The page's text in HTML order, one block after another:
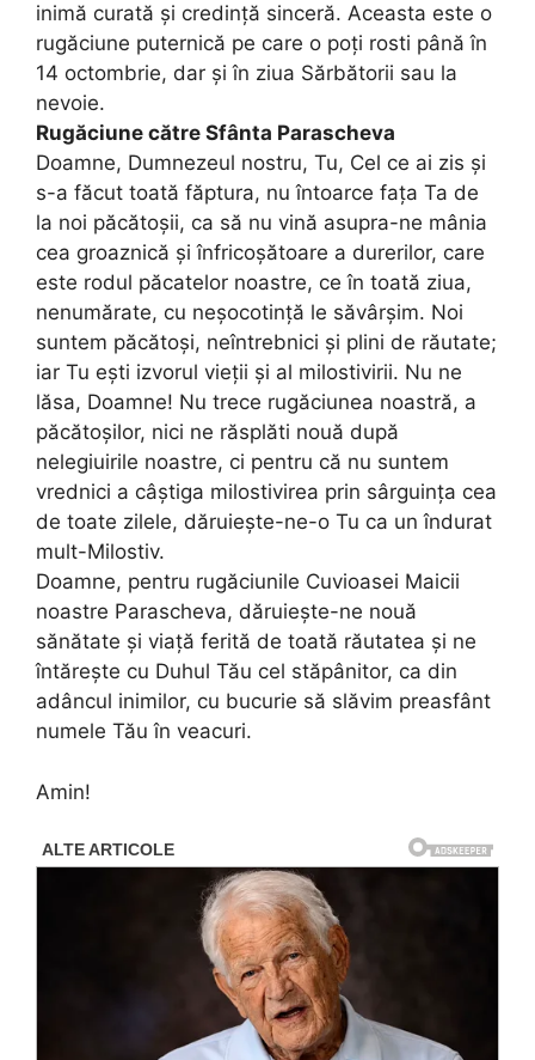
inimă curată și credință sinceră. Aceasta este o
rugăciune puternică pe care o poți rosti până în
14 octombrie, dar și în ziua Sărbătorii sau la
nevoie.
Rugăciune către Sfânta Parascheva
Doamne, Dumnezeul nostru, Tu, Cel ce ai zis și
s-a făcut toată făptura, nu întoarce fața Ta de
la noi păcătoșii, ca să nu vină asupra-ne mânia
cea groaznică și înfricoșătoare a durerilor, care
este rodul păcatelor noastre, ce în toată ziua,
nenumărate, cu neșocotință le săvârșim. Noi
suntem păcătoși, neîntreb­nici și plini de răutate;
iar Tu ești izvorul vieții și al milostivirii. Nu ne
lăsa, Doamne! Nu trece rugăciunea noastră, a
păcătoșilor, nici ne răsplăti nouă după
nelegiuirile noastre, ci pentru că nu suntem
vrednici a câștiga milostivirea prin sârguința cea
de toate zilele, dăruiește-ne-o Tu ca un îndurat
mult-Milostiv.
Doamne, pentru rugăciunile Cuvioasei Maicii
noastre Parascheva, dăruiește-ne nouă
sănătate și viață ferită de toată răutatea și ne
întărește cu Duhul Tău cel stăpânitor, ca din
adâncul inimilor, cu bucurie să slăvim preasfânt
numele Tău în veacuri.
Amin!